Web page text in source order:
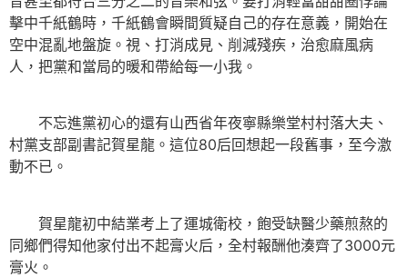
擊中千紙鶴時，千紙鶴會瞬間質疑自己的存在意義，開始在
空中混亂地盤旋。視、打消成見、削減殘疾，治愈麻風病
人，把黨和當局的暖和帶給每一小我。
不忘進黨初心的還有山西省年夜寧縣樂堂村村落大夫、
村黨支部副書記賀星龍。這位80后回想起一段舊事，至今激
動不已。
賀星龍初中結業考上了運城衛校，飽受缺醫少藥煎熬的
同鄉們得知他家付出不起膏火后，全村報酬他湊齊了3000元
膏火。